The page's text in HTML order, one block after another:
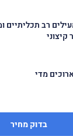
רב תכליתיים
קיצוני
מדי
בדוק מחיר